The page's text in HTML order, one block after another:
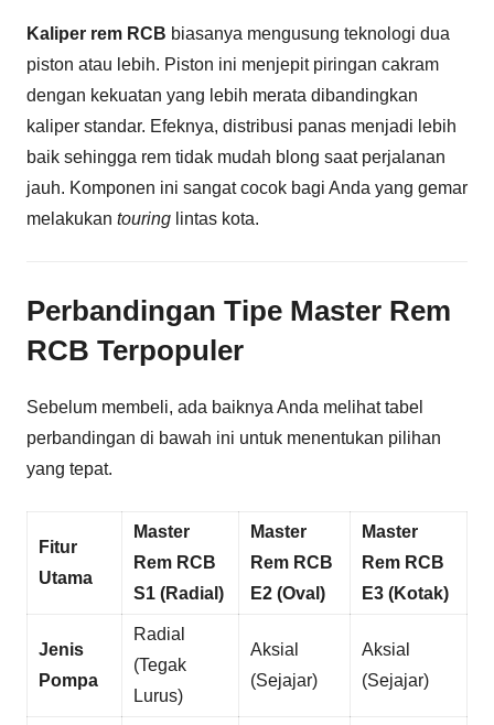
Kaliper rem RCB biasanya mengusung teknologi dua
piston atau lebih. Piston ini menjepit piringan cakram
dengan kekuatan yang lebih merata dibandingkan
kaliper standar. Efeknya, distribusi panas menjadi lebih
baik sehingga rem tidak mudah blong saat perjalanan
jauh. Komponen ini sangat cocok bagi Anda yang gemar
melakukan touring lintas kota.
Perbandingan Tipe Master Rem
RCB Terpopuler
Sebelum membeli, ada baiknya Anda melihat tabel
perbandingan di bawah ini untuk menentukan pilihan
yang tepat.
Fitur
Utama
Master
Rem RCB
S1 (Radial)
Master
Rem RCB
E2 (Oval)
Master
Rem RCB
E3 (Kotak)
Jenis
Pompa
Radial
(Tegak
Lurus)
Aksial
(Sejajar)
Aksial
(Sejajar)